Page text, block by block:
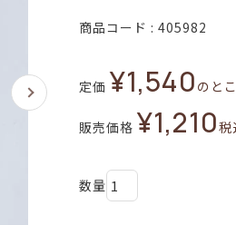
商品コード 405982
定価 ¥1,540 のと
販売価格 ¥1,210税